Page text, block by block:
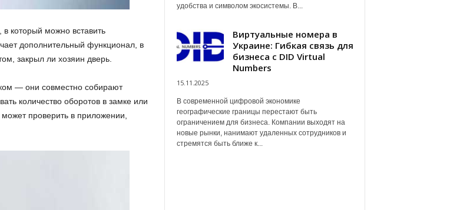
который можно вставить
дополнительный функционал, в
закрыл ли хозяин дверь.
— они совместно собирают
количество оборотов в замке или
проверить в приложении,
удобства и символом экосистемы. В...
Виртуальные номера в
Украине: Гибкая связь для
бизнеса с DID Virtual
Numbers
15.11.2025
В современной цифровой экономике
географические границы перестают быть
ограничением для бизнеса. Компании выходят на
новые рынки, нанимают удаленных сотрудников и
стремятся быть ближе к...